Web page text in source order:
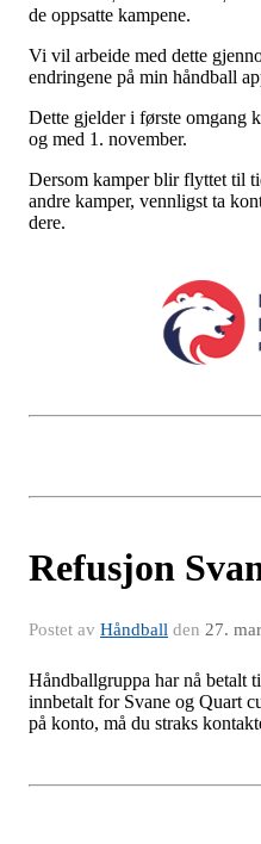
de oppsatte kampene.
Vi vil arbeide med dette
endringene på min håndball
Dette gjelder i første omgang
og med 1. november.
Dersom kamper blir flyttet til
andre kamper, vennligst ta
dere.
Refusjon
Postet av Håndball den 27.
Håndballgruppa har nå betalt
innbetalt for Svane og Quart
på konto, må du straks